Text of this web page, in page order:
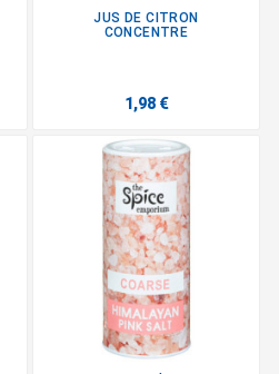
JUS DE CITRON
CONCENTRE
1,98 €